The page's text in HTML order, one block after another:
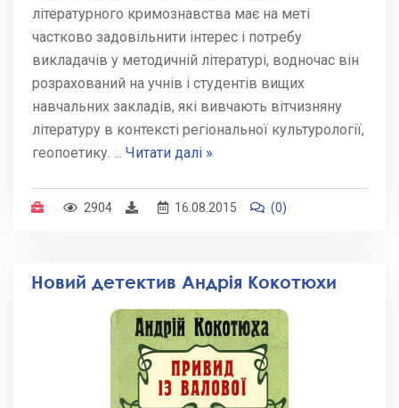
літературного кримознавства має на меті
частково задовільнити інтерес і потребу
викладачів у методичній літературі, водночас він
розрахований на учнів і студентів вищих
навчальних закладів, які вивчають вітчизняну
літературу в контексті регіональної культурології,
геопоетику.
Читати далі »
2904 16.08.2015 (0)
Новий детектив Андрія Кокотюхи